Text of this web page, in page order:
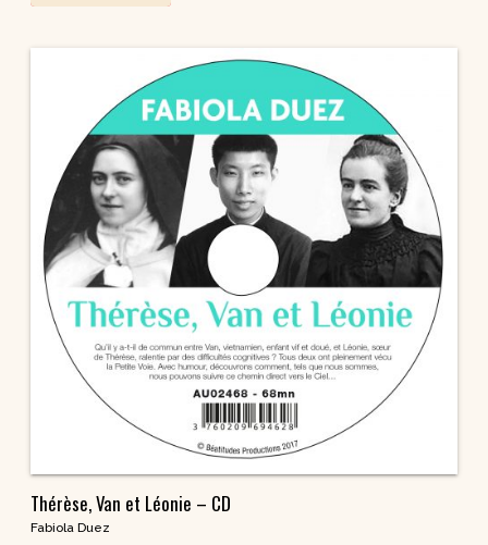
Thérèse, Van et Léonie – CD
Fabiola Duez